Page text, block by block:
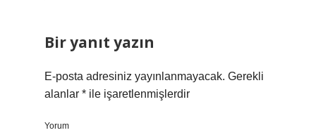
Bir yanıt yazın
E-posta adresiniz yayınlanmayacak. Gerekli
alanlar * ile işaretlenmişlerdir
Yorum